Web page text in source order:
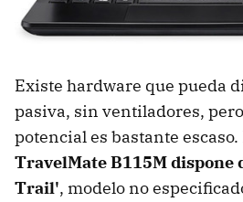
Existe hardware que pueda
pasiva, sin ventiladores,
potencial es bastante escaso.
TravelMate B115M dispone
Trail', modelo no